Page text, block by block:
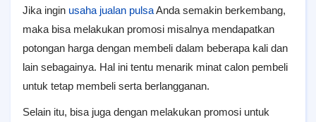
Jika ingin usaha jualan pulsaAnda semakin berkembang,
maka bisa melakukan promosi misalnya mendapatkan
potongan harga dengan membeli dalam beberapa kali dan
lain sebagainya. Hal ini tentu menarik minat calon pembeli
untuk tetap membeli serta berlangganan.
Selain itu, bisa juga dengan melakukan promosi untuk